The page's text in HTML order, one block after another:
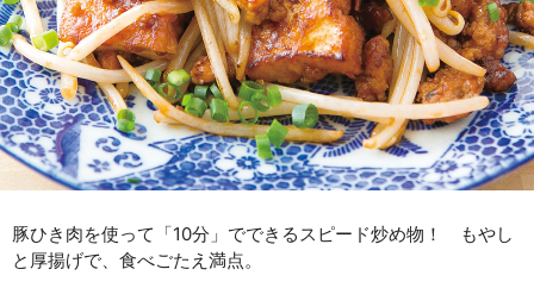
豚ひき肉を使って「10分」でできるスピード炒め物！ もやし
と厚揚げで、食べごたえ満点。